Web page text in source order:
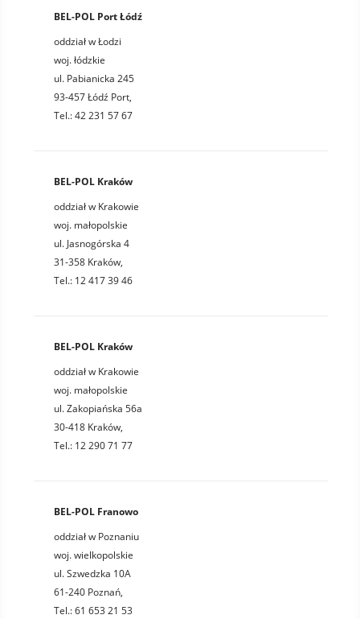
BEL-POL Port Łódź
oddział w Łodzi
woj. łódzkie
ul. Pabianicka 245
93-457 Łódź Port,
Tel.: 42 231 57 67
BEL-POL Kraków
oddział w Krakowie
woj. małopolskie
ul. Jasnogórska 4
31-358 Kraków,
Tel.: 12 417 39 46
BEL-POL Kraków
oddział w Krakowie
woj. małopolskie
ul. Zakopiańska 56a
30-418 Kraków,
Tel.: 12 290 71 77
BEL-POL Franowo
oddział w Poznaniu
woj. wielkopolskie
ul. Szwedzka 10A
61-240 Poznań,
Tel.: 61 653 21 53